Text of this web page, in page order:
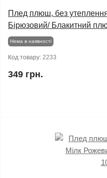
Плед плюш, без
Бірюзовий/ Блакитний
Нема в наявності
Код товару: 2233
349 грн.